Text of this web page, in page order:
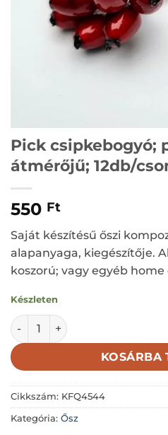
Pick csipkebogyó;
átmérőjű; 12db/
550 Ft
Saját készítésű őszi
alapanyaga, kiegészítője.
koszorú; vagy egyéb home
Készleten
Pick csipkebogyó; piros; 1cm
KOSÁRBA
Cikkszám: KFQ4544
Kategória: Ősz